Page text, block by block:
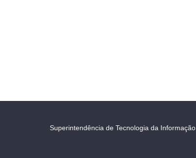
Superintendência de Tecnologia da Informação